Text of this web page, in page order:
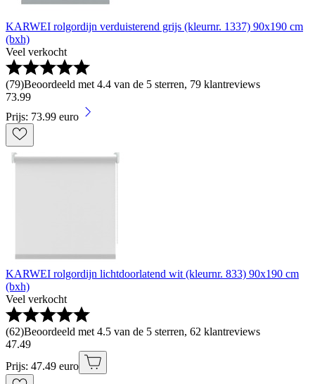
KARWEI rolgordijn verduisterend grijs (kleurnr. 1337) 90x190 cm
(bxh)
Veel verkocht
(79)Beoordeeld met 4.4 van de 5 sterren, 79 klantreviews
73.99
Prijs: 73.99 euro
KARWEI rolgordijn lichtdoorlatend wit (kleurnr. 833) 90x190 cm
(bxh)
Veel verkocht
(62)Beoordeeld met 4.5 van de 5 sterren, 62 klantreviews
47.49
Prijs: 47.49 euro